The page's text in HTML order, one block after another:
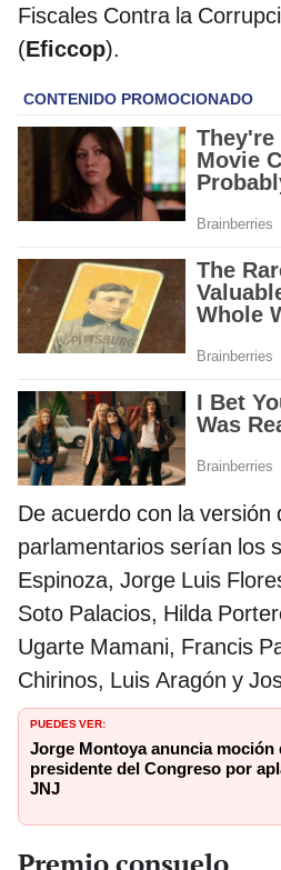
Fiscales Contra la
(Eficcop).
De acuerdo con la versión
parlamentarios serían los
Espinoza, Jorge Luis
Soto Palacios, Hilda
Ugarte Mamani, Francis
Chirinos, Luis Aragón y
PUEDES VER:
Jorge Montoya anuncia moción
presidente del Congreso por
JNJ